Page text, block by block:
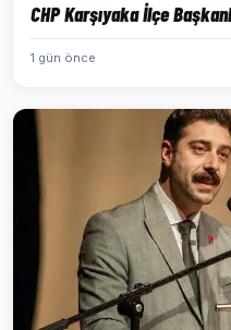
CHP Karşıyaka İlçe
1 gün önce